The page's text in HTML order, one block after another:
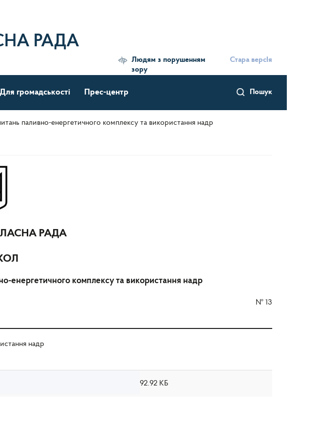
РАДА
Людям з порушенням
зору
Стара версІя
Пошук
Для громадськості Прес-центр
паливно-енергетичного комплексу та використання надр
РАДА
енергетичного комплексу та використання надр
№ 13
надр
92.92 КБ